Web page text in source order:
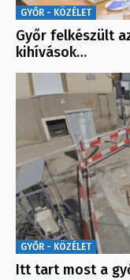
GYŐR - KÖZÉLET
Győr felkészült
kihívások…
GYŐR - KÖZÉLET
Itt tart most a